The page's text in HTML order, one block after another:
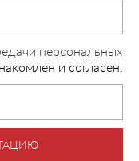
персональных
и согласен.